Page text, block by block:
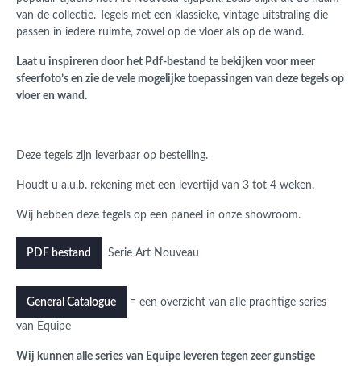
van de collectie. Tegels met een klassieke, vintage uitstraling die
passen in iedere ruimte, zowel op de vloer als op de wand.
Laat u inspireren door het Pdf-bestand te bekijken voor meer
sfeerfoto’s en zie de vele mogelijke toepassingen van deze tegels op
vloer en wand.
Deze tegels zijn leverbaar op bestelling.
Houdt u a.u.b. rekening met een levertijd van 3 tot 4 weken.
Wij hebben deze tegels op een paneel in onze showroom.
PDF bestand Serie Art Nouveau
General Catalogue = een overzicht van alle prachtige series
van Equipe
Wij kunnen alle series van Equipe leveren tegen zeer gunstige